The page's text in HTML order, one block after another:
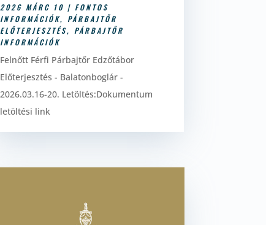
2026 MÁRC 10 | FONTOS
INFORMÁCIÓK, PÁRBAJTŐR
ELŐTERJESZTÉS, PÁRBAJTŐR
INFORMÁCIÓK
Felnőtt Férfi Párbajtőr Edzőtábor
Előterjesztés - Balatonboglár -
2026.03.16-20. Letöltés:Dokumentum
letöltési link